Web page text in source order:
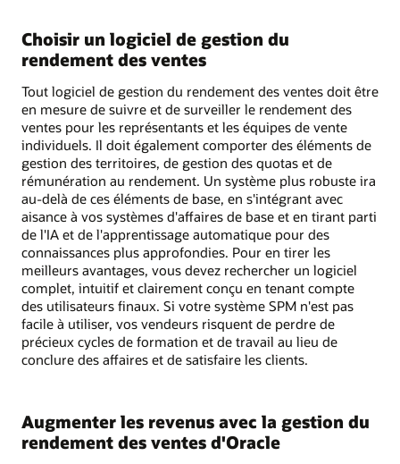
Choisir un logiciel de gestion du
rendement des ventes
Tout logiciel de gestion du rendement des ventes doit être
en mesure de suivre et de surveiller le rendement des
ventes pour les représentants et les équipes de vente
individuels. Il doit également comporter des éléments de
gestion des territoires, de gestion des quotas et de
rémunération au rendement. Un système plus robuste ira
au-delà de ces éléments de base, en s'intégrant avec
aisance à vos systèmes d'affaires de base et en tirant parti
de l'IA et de l'apprentissage automatique pour des
connaissances plus approfondies. Pour en tirer les
meilleurs avantages, vous devez rechercher un logiciel
complet, intuitif et clairement conçu en tenant compte
des utilisateurs finaux. Si votre système SPM n'est pas
facile à utiliser, vos vendeurs risquent de perdre de
précieux cycles de formation et de travail au lieu de
conclure des affaires et de satisfaire les clients.
Augmenter les revenus avec la gestion du
rendement des ventes d'Oracle